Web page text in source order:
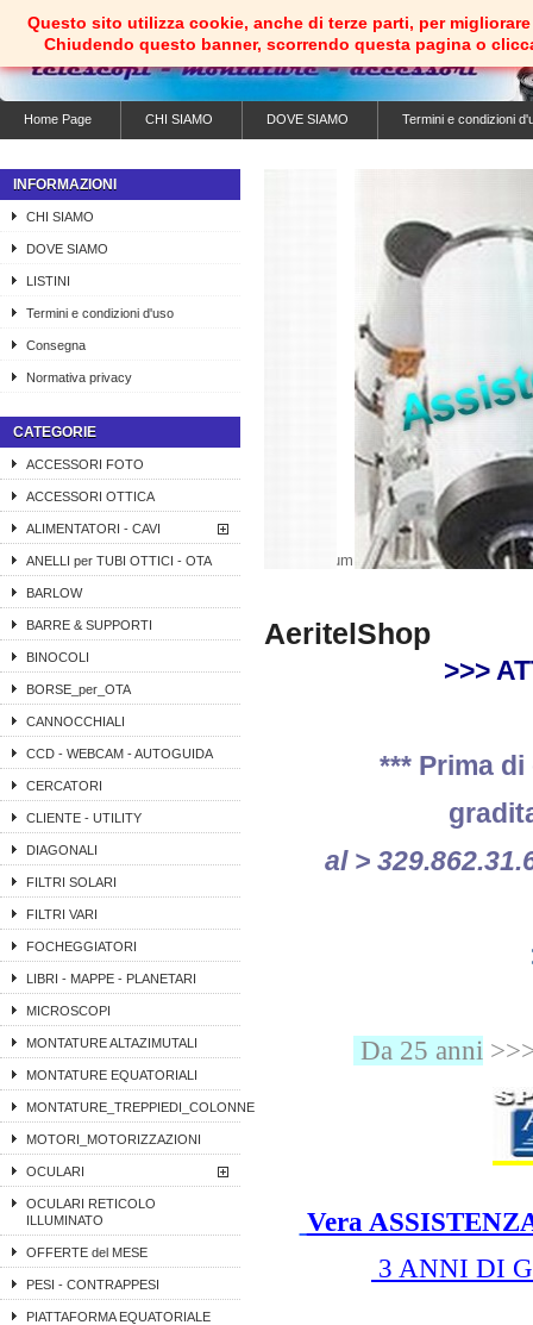
Home Page CHI SIAMO DOVE SIAMO Termini e condizioni
INFORMAZIONI
CHI SIAMO
DOVE SIAMO
LISTINI
Termini e condizioni d'uso
Consegna
Normativa privacy
CATEGORIE
ACCESSORI FOTO
ACCESSORI OTTICA
ALIMENTATORI - CAVI
ANELLI per TUBI OTTICI - OTA
BARLOW
BARRE & SUPPORTI
BINOCOLI
BORSE_per_OTA
CANNOCCHIALI
CCD - WEBCAM - AUTOGUIDA
CERCATORI
CLIENTE - UTILITY
DIAGONALI
FILTRI SOLARI
FILTRI VARI
FOCHEGGIATORI
LIBRI - MAPPE - PLANETARI
MICROSCOPI
MONTATURE ALTAZIMUTALI
MONTATURE EQUATORIALI
MONTATURE_TREPPIEDI_COLONNE
MOTORI_MOTORIZZAZIONI
OCULARI
OCULARI RETICOLO
ILLUMINATO
OFFERTE del MESE
PESI - CONTRAPPESI
PIATTAFORMA EQUATORIALE
Lorem ipsum presta shop amet
AeritelShop
>>>
*** Prima
al >
Da 25 anni
Vera
3 ANNI DI
Questo sito utilizza cookie, anche di terze parti, per
Chiudendo questo banner, scorrendo questa pagina o